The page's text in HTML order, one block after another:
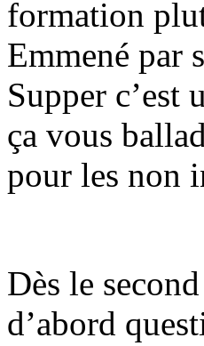
formation
Emmené par
Supper c’est
ça vous
pour les non
Dès le
d’abord